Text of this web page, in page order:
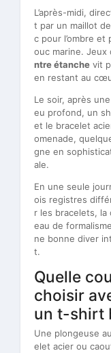
L’après-midi,
t par un maillot
c pour l’ombre
ouc marine. Jeux
ntre étanche vit
en restant au
Le soir, après
eu profond, un
et le bracelet
omenade,
gne en
ale.
En une seule
ois registres
r les bracelets,
eau de
ne bonne diver
t.
Quelle
choisir
un t-shirt
Une plongeuse
elet acier ou